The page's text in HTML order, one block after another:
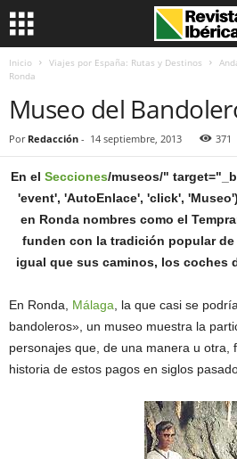
Inicio Viajes por España: Rutas y Destinos
Ronda
Museo del
Por Redacción - 14 septiembre, 2013 371
En el Secciones/museos/"
'event', 'AutoEnlace', 'click',
en Ronda nombres como el
funden con la tradición popular de
igual que sus caminos, los coches
En Ronda, Málaga , la que casi se
bandoleros», un museo muestra la
personajes que, de una manera u otra,
historia de estos pagos en siglos